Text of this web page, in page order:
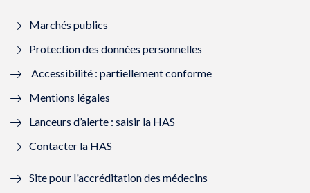
n
ê
t
r
e
)
n
ê
r
)
ê
t
e
ê
)
Marchés publics
Protection des données personnelles
Accessibilité : partiellement conforme
Mentions légales
Lanceurs d’alerte : saisir la HAS
Contacter la HAS
Site pour l'accréditation des médecins